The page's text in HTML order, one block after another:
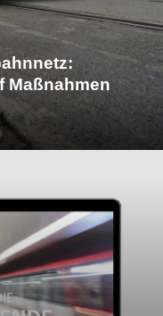
Maßnahmen